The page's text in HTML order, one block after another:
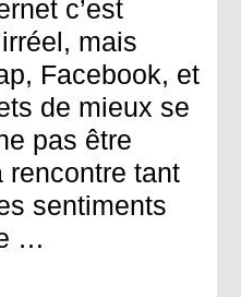
c’est
mais
Facebook, et
de mieux se
pas être
rencontre tant
sentiments
…